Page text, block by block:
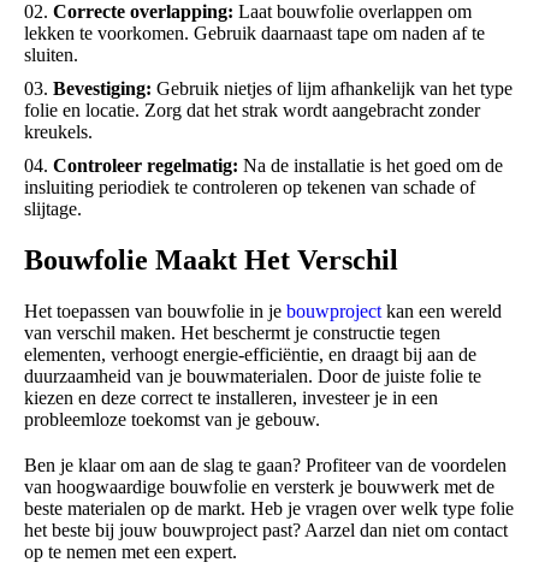
Correcte overlapping: Laat bouwfolie overlappen om
lekken te voorkomen. Gebruik daarnaast tape om naden af te
sluiten.
Bevestiging: Gebruik nietjes of lijm afhankelijk van het type
folie en locatie. Zorg dat het strak wordt aangebracht zonder
kreukels.
Controleer regelmatig: Na de installatie is het goed om de
insluiting periodiek te controleren op tekenen van schade of
slijtage.
Bouwfolie Maakt Het Verschil
Het toepassen van bouwfolie in je bouwproject kan een wereld
van verschil maken. Het beschermt je constructie tegen
elementen, verhoogt energie-efficiëntie, en draagt bij aan de
duurzaamheid van je bouwmaterialen. Door de juiste folie te
kiezen en deze correct te installeren, investeer je in een
probleemloze toekomst van je gebouw.
Ben je klaar om aan de slag te gaan? Profiteer van de voordelen
van hoogwaardige bouwfolie en versterk je bouwwerk met de
beste materialen op de markt. Heb je vragen over welk type folie
het beste bij jouw bouwproject past? Aarzel dan niet om contact
op te nemen met een expert.